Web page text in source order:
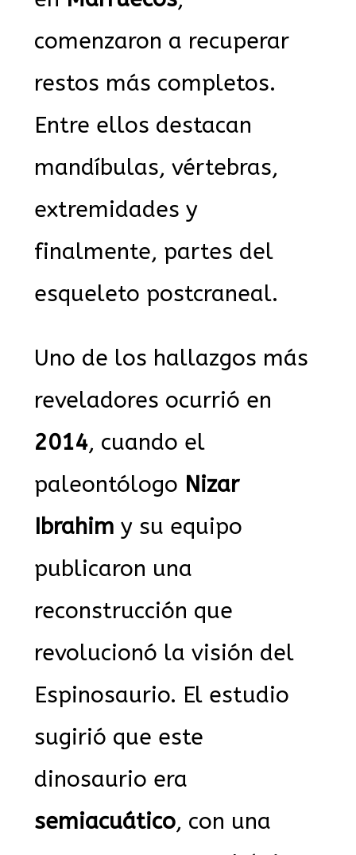
comenzaron a recuperar
restos más completos.
Entre ellos destacan
mandíbulas, vértebras,
extremidades y
finalmente, partes del
esqueleto postcraneal.
Uno de los hallazgos más
reveladores ocurrió en
2014, cuando el
paleontólogo Nizar
Ibrahim y su equipo
publicaron una
reconstrucción que
revolucionó la visión del
Espinosaurio. El estudio
sugirió que este
dinosaurio era
semiacuático, con una